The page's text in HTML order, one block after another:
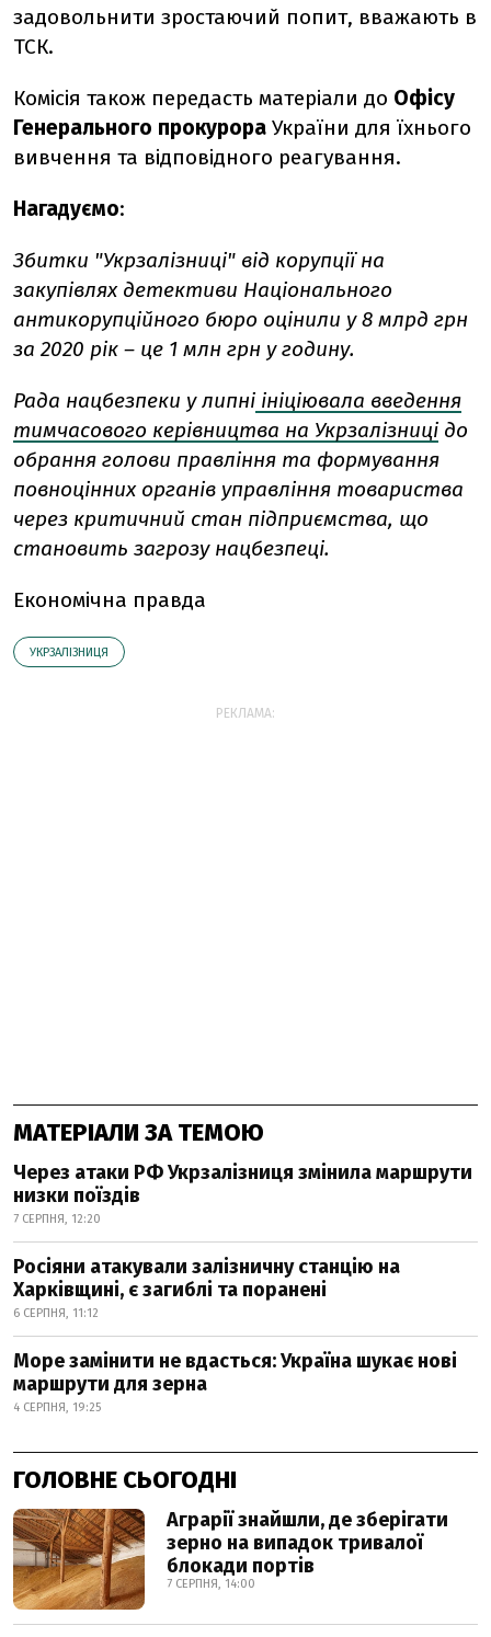
задовольнити зростаючий попит, вважають в
ТСК.
Комісія також передасть матеріали до Офісу
Генерального прокурора України для їхнього
вивчення та відповідного реагування.
Нагадуємо:
Збитки "Укрзалізниці" від корупції на
закупівлях детективи Національного
антикорупційного бюро оцінили у 8 млрд грн
за 2020 рік – це 1 млн грн у годину.
Рада нацбезпеки у липні ініціювала введення
тимчасового керівництва на Укрзалізниці до
обрання голови правління та формування
повноцінних органів управління товариства
через критичний стан підприємства, що
становить загрозу нацбезпеці.
Економічна правда
УКРЗАЛІЗНИЦЯ
РЕКЛАМА:
МАТЕРІАЛИ ЗА ТЕМОЮ
Через атаки РФ Укрзалізниця змінила маршрути
низки поїздів
7 СЕРПНЯ, 12:20
Росіяни атакували залізничну станцію на
Харківщині, є загиблі та поранені
6 СЕРПНЯ, 11:12
Море замінити не вдасться: Україна шукає нові
маршрути для зерна
4 СЕРПНЯ, 19:25
ГОЛОВНЕ СЬОГОДНІ
Аграрії знайшли, де зберігати
зерно на випадок тривалої
блокади портів
7 СЕРПНЯ, 14:00